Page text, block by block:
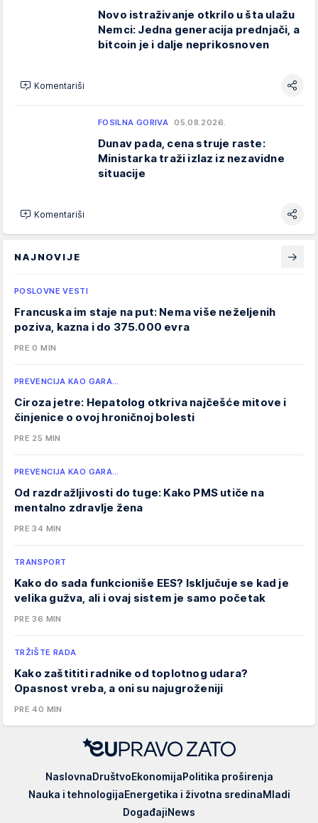
Novo istraživanje otkrilo u šta ulažu
Nemci: Jedna generacija prednjači, a
bitcoin je i dalje neprikosnoven
Komentariši
FOSILNA GORIVA 05.08.2026.
Dunav pada, cena struje raste:
Ministarka traži izlaz iz nezavidne
situacije
Komentariši
NAJNOVIJE
POSLOVNE VESTI
Francuska im staje na put: Nema više neželjenih
poziva, kazna i do 375.000 evra
PRE 0 MIN
PREVENCIJA KAO GARA…
Ciroza jetre: Hepatolog otkriva najčešće mitove i
činjenice o ovoj hroničnoj bolesti
PRE 25 MIN
PREVENCIJA KAO GARA…
Od razdražljivosti do tuge: Kako PMS utiče na
mentalno zdravlje žena
PRE 34 MIN
TRANSPORT
Kako do sada funkcioniše EES? Isključuje se kad je
velika gužva, ali i ovaj sistem je samo početak
PRE 36 MIN
TRŽIŠTE RADA
Kako zaštititi radnike od toplotnog udara?
Opasnost vreba, a oni su najugroženiji
PRE 40 MIN
EUpravo
zato
NaslovnaDruštvoEkonomijaPolitika proširenja
Nauka i tehnologijaEnergetika i životna sredinaMladi
DogađajiNews